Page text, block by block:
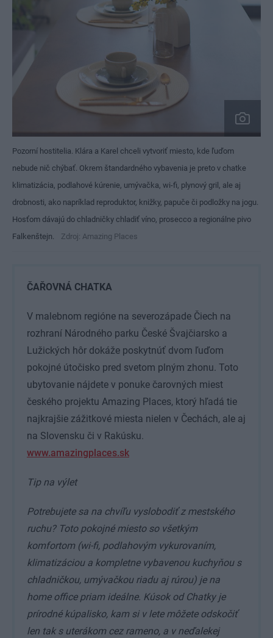
Pozorní hostitelia. Klára a Karel chceli vytvoriť miesto, kde ľuďom
nebude nič chýbať. Okrem štandardného vybavenia je preto v chatke
klimatizácia, podlahové kúrenie, umývačka, wi-fi, plynový gril, ale aj
drobnosti, ako napríklad reproduktor, knižky, papuče či podložky na jogu.
Hosťom dávajú do chladničky chladiť víno, prosecco a regionálne pivo
Falkenštejn.
Zdroj: Amazing Places
ČAŘOVNÁ CHATKA
V malebnom regióne na severozápade Čiech na
rozhraní Národného parku České Švajčiarsko a
Lužických hôr dokáže poskytnúť dvom ľuďom
pokojné útočisko pred svetom plným zhonu. Toto
ubytovanie nájdete v ponuke čarovných miest
českého projektu Amazing Places, ktorý hľadá tie
najkrajšie zážitkové miesta nielen v Čechách, ale aj
na Slovensku či v Rakúsku.
www.amazingplaces.sk
Tip na výlet
Potrebujete sa na chvíľu vyslobodiť z mestského
ruchu? Toto pokojné miesto so všetkým
komfortom (wi-fi, podlahovým vykurovaním,
klimatizáciou a kompletne vybavenou kuchyňou s
chladničkou, umývačkou riadu aj rúrou) je na
home office priam ideálne. Kúsok od Chatky je
prírodné kúpalisko, kam si v lete môžete odskočiť
len tak s uterákom cez rameno, a v neďalekej